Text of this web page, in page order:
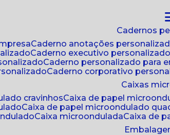
cadernos
caderno anotações
caderno executivo personalizado
caderno personalizado para
caderno corporativo
caixas
cravinhos
caixa de papel
caixa de papel microondulado
caixa microondulada caixa de